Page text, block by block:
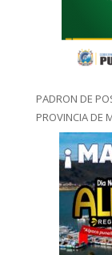
PADRON DE
PROVINCIA DE